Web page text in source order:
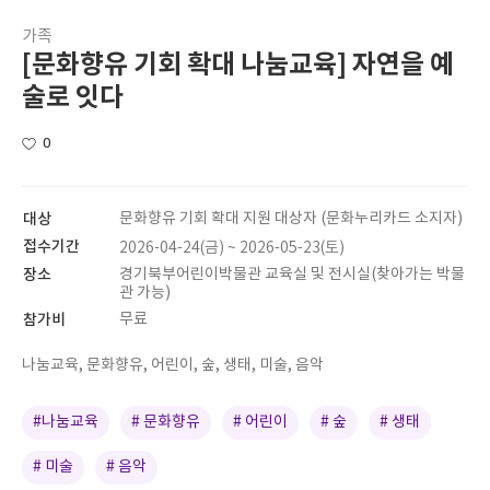
가족
[문화향유 기회 확대 나눔교육] 자연을 예
술로 잇다
0
대상 문화향유 기회 확대 지원 대상자 (문화누리카드 소지자)
접수기간 2026-04-24(금) ~ 2026-05-23(토)
장소
경기북부어린이박물관 교육실 및 전시실(찾아가는 박물
관 가능)
참가비 무료
나눔교육, 문화향유, 어린이, 숲, 생태, 미술, 음악
#나눔교육 # 문화향유 # 어린이 # 숲 # 생태
# 미술 # 음악